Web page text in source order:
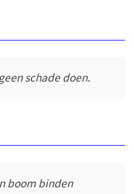
schade doen.
boom binden